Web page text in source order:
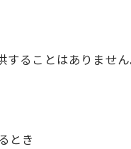
ることはありませ
とき